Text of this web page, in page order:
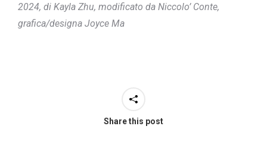
2024, di Kayla Zhu, modificato da Niccolo’ Conte,
grafica/designa Joyce Ma
Share this post